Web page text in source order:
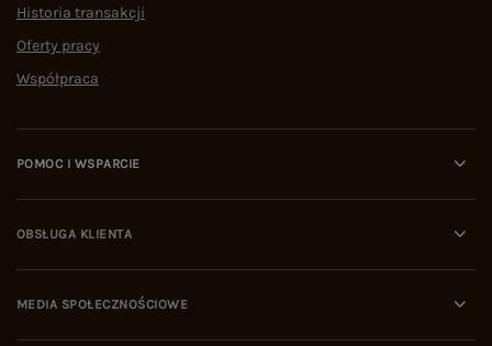
Historia transakcji
Oferty pracy
Współpraca
POMOC I WSPARCIE
OBSŁUGA KLIENTA
MEDIA SPOŁECZNOŚCIOWE